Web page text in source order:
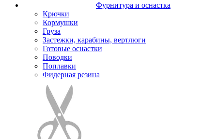
Фурнитура и оснастка
Крючки
Кормушки
Груза
Застежки, карабины, вертлюги
Готовые оснастки
Поводки
Поплавки
Фидерная резина